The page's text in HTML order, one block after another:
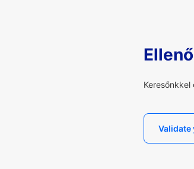
Validate